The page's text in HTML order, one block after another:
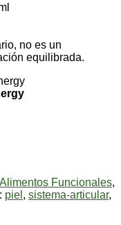
no es un
equilibrada.
Funcionales,
piel , sistema-articular,